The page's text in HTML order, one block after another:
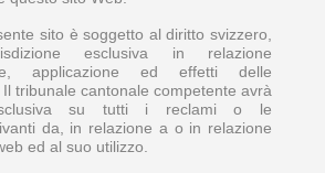
sito è soggetto al diritto svizzero,
esclusiva in relazione
applicazione ed effetti delle
Il tribunale cantonale competente avrà
su tutti i reclami o le
da, in relazione a o in relazione
ed al suo utilizzo.